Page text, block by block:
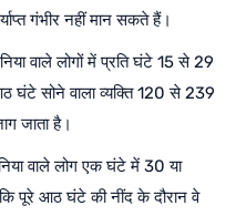
गंभीर नहीं मान सकते हैं।
वाले लोगों में प्रति घंटे 15 से 29
घंटे सोने वाला व्यक्ति 120 से 239
जाता है।
वाले लोग एक घंटे में 30 या
पूरे आठ घंटे की नींद के दौरान वे